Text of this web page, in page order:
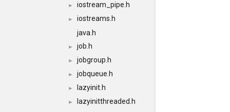
► iostream_pipe.h
►
iostreams.h
java.h
► job.h
► jobgroup.h
► jobqueue.h
► lazyinit.h
►
lazyinitthreaded.h